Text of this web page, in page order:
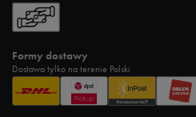
Formy dostawy
Dostawa tylko na terenie Polski